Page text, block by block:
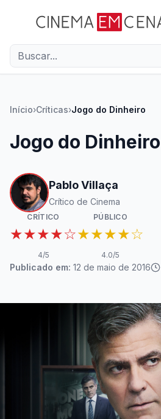
Início›Críticas›Jogo do Dinheiro
Jogo do Dinheiro
Pablo Villaça
Crítico de Cinema
CRÍTICO
★★★★☆
4/5
PÚBLICO
★★★★☆
4.0/5
Publicado em: 12 de maio de 2016